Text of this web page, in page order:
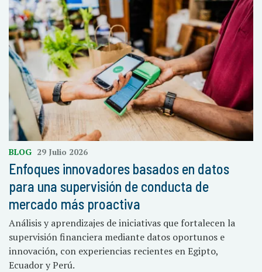
BLOG 29 Julio 2026
Enfoques innovadores basados en datos
para una supervisión de conducta de
mercado más proactiva
Análisis y aprendizajes de iniciativas que fortalecen la
supervisión financiera mediante datos oportunos e
innovación, con experiencias recientes en Egipto,
Ecuador y Perú.